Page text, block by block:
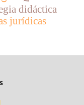
didáctica
jurídicas